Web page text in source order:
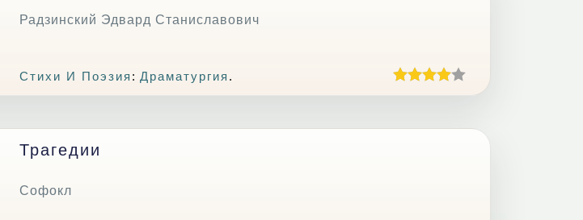
Радзинский Эдвард Станиславович
Стихи И Поэзия : Драматургия .
Трагедии
Софокл